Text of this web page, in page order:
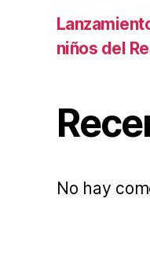
niños del
No hay